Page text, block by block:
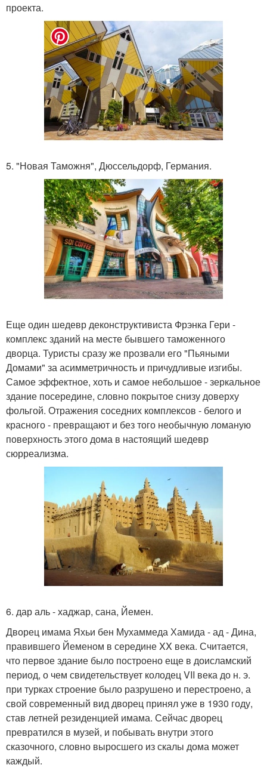
проекта.
5. "Новая Таможня", Дюссельдорф, Германия.
Еще один шедевр деконструктивиста Фрэнка Гери -
комплекс зданий на месте бывшего таможенного
дворца. Туристы сразу же прозвали его "Пьяными
Домами" за асимметричность и причудливые изгибы.
Самое эффектное, хоть и самое небольшое - зеркальное
здание посередине, словно покрытое снизу доверху
фольгой. Отражения соседних комплексов - белого и
красного - превращают и без того необычную ломаную
поверхность этого дома в настоящий шедевр
сюрреализма.
6. дар аль - хаджар, сана, Йемен.
Дворец имама Яхьи бен Мухаммеда Хамида - ад - Дина,
правившего Йеменом в середине XX века. Считается,
что первое здание было построено еще в доисламский
период, о чем свидетельствует колодец VII века до н. э.
при турках строение было разрушено и перестроено, а
свой современный вид дворец принял уже в 1930 году,
став летней резиденцией имама. Сейчас дворец
превратился в музей, и побывать внутри этого
сказочного, словно выросшего из скалы дома может
каждый.